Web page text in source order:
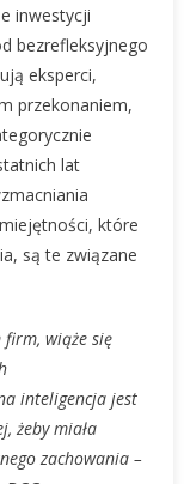
inwestycji
bezrefleksyjnego
eksperci,
przekonaniem,
lat
które
są te związane
wiąże się
inteligencja jest
żeby miała
zachowania –